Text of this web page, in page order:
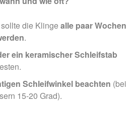
die Klinge alle paar Wochen
.
ein keramischer Schleifstab
Schleifwinkel beachten (bei
15-20 Grad).